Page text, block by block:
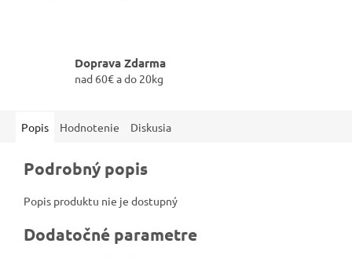
Doprava Zdarma
nad 60€ a do 20kg
Popis Hodnotenie Diskusia
Podrobný popis
Popis produktu nie je dostupný
Dodatočné parametre